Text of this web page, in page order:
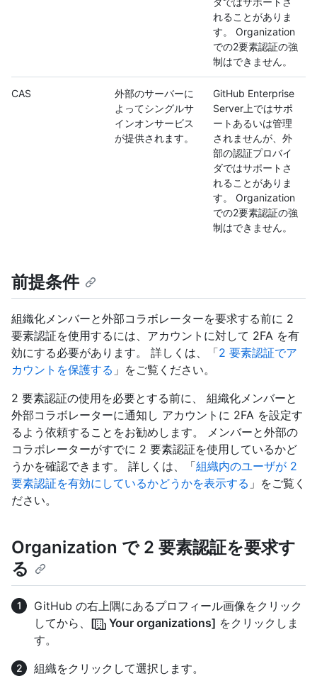
れることがありま
す。 Organization
での2要素認証の強
制はできません。
CAS
外部のサーバーに
よってシングルサ
インオンサービス
が提供されます。
GitHub Enterprise
Server上ではサポ
ートあるいは管理
されませんが、外
部の認証プロバイ
ダではサポートさ
れることがありま
す。 Organization
での2要素認証の強
制はできません。
前提条件
組織化メンバーと外部コラボレーターを要求する前に 2
要素認証を使用するには、アカウントに対して 2FA を有
効にする必要があります。 詳しくは、「2 要素認証でア
カウントを保護する 」をご覧ください。
2 要素認証の使用を必要とする前に、 組織化メンバーと
外部コラボレーターに通知し アカウントに 2FA を設定す
るよう依頼することをお勧めします。 メンバーと外部の
コラボレーターがすでに 2 要素認証を使用しているかど
うかを確認できます。 詳しくは、「組織内のユーザが 2
要素認証を有効にしているかどうかを表示する 」をご覧く
ださい。
Organization で 2 要素認証を要求す
る
GitHub の右上隅にあるプロフィール画像をクリック
してから、 [ Your organizations] をクリックしま
す。
組織をクリックして選択します。